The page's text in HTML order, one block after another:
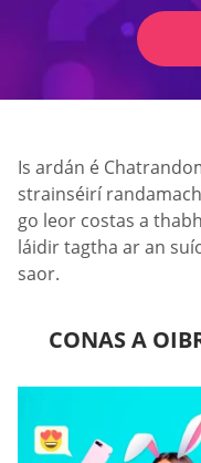
Is ardán é
strainséirí
go leor costas a
láidir tagtha ar an
saor.
CONAS A